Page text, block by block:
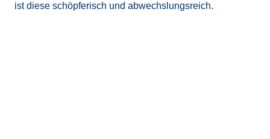
ist diese schöpferisch und abwechslungsreich.